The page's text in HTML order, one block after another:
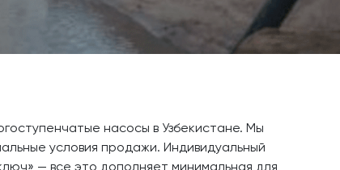
насосы в Узбекистане. Мы
условия продажи. Индивидуальный
— все это дополняет минимальная для